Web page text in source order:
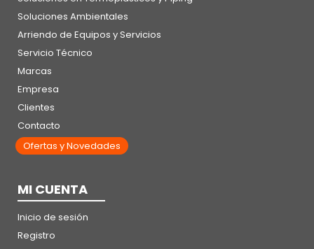
Soluciones Ambientales
Arriendo de Equipos y Servicios
Servicio Técnico
Marcas
Empresa
Clientes
Contacto
Ofertas y Novedades
MI CUENTA
Inicio de sesión
Registro